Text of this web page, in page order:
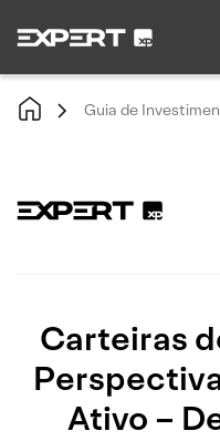
Guia de
Carteiras
Ativo –